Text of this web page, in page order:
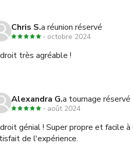
Chris S.a réunion réservé
octobre 2024
très agréable !
Alexandra G.a tournage réservé
août 2024
génial ! Super propre et facile
de l'expérience.